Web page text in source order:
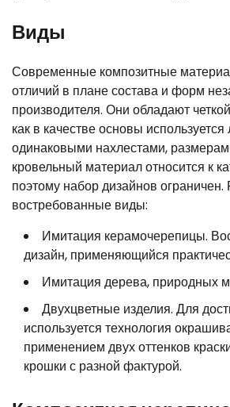
Виды
Современные композитные
отличий в плане состава и форм
производителя. Они обладают
как в качестве основы
одинаковыми нахлестами,
кровельный материал относится к
поэтому набор дизайнов
востребованные виды:
Имитация керамочерепицы.
дизайн, применяющийся
Имитация дерева, природных
Двухцветные изделия. Для
используется технология
применением двух оттенков
крошки с разной фактурой.